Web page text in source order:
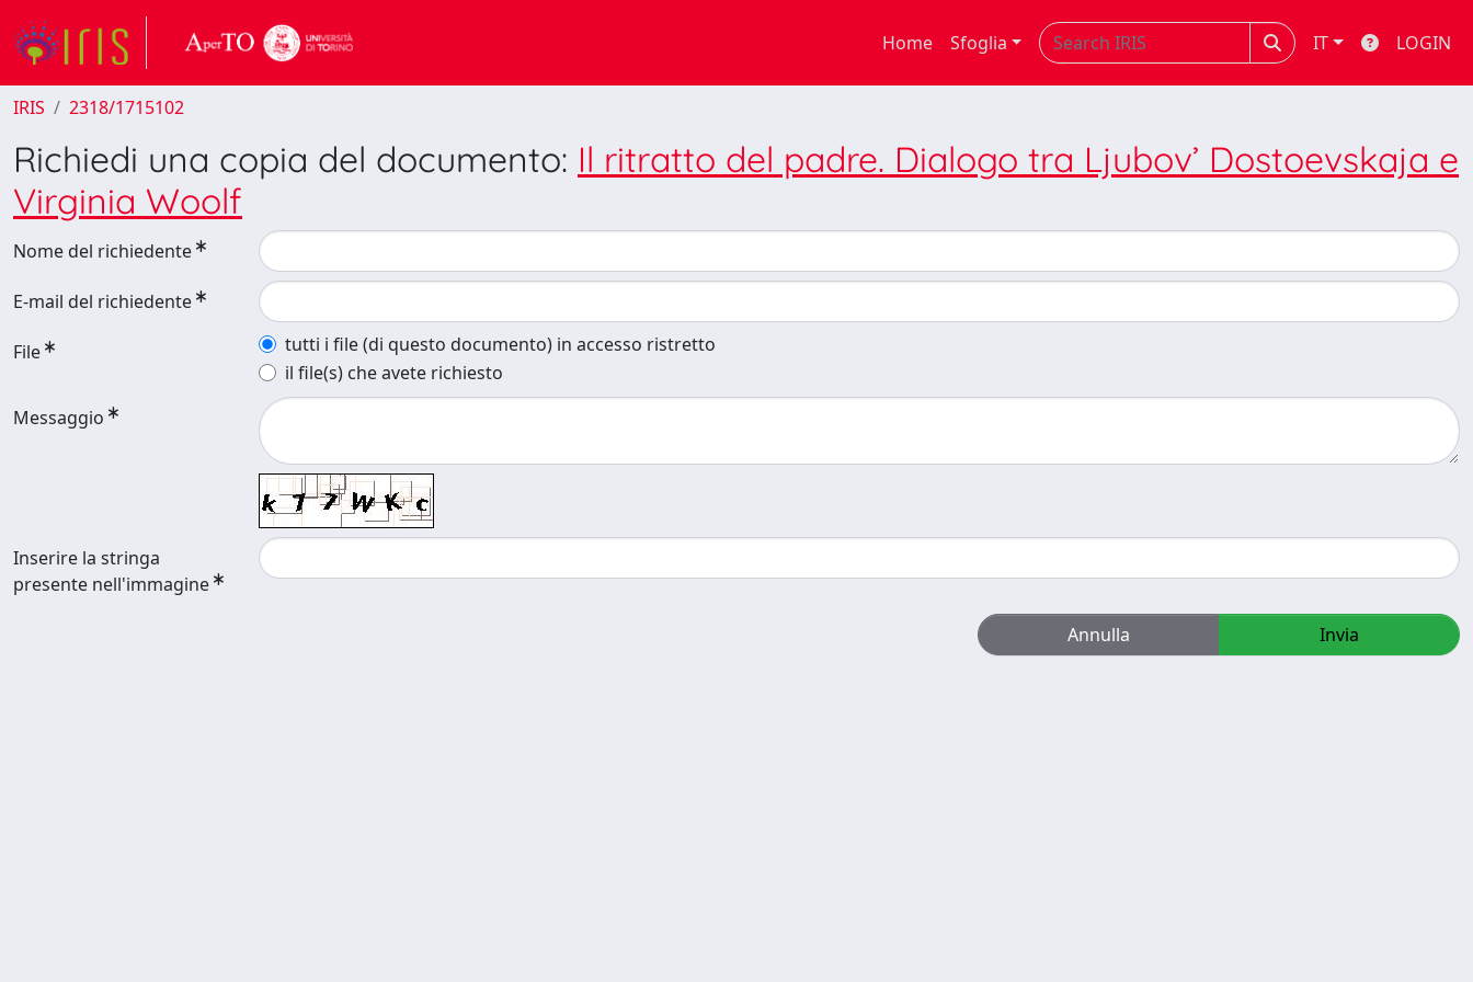
Home Sfoglia IT LOGIN
IRIS 2318/1715102
Richiedi una copia del documento: Il ritratto del padre. Dialogo tra Ljubov’ Dostoevskaja e
Virginia Woolf
Nome del richiedente
E-mail del richiedente
File
tutti i file (di questo documento) in accesso ristretto
il file(s) che avete richiesto
Messaggio
Inserire la stringa
presente nell'immagine
Annulla Invia